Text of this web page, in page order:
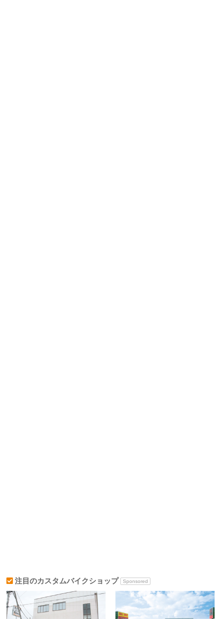
注目のカスタムバイクショップ Sponsored